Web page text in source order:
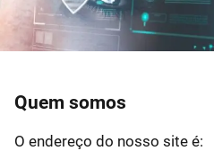
Quem somos
O endereço do nosso site é: